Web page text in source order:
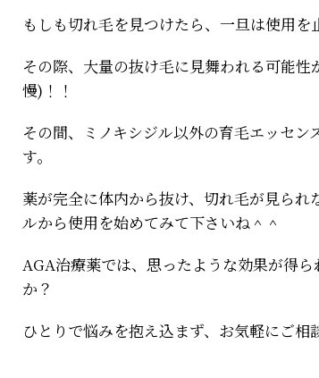
もしも切れ毛を見つけたら、一旦は使用を
その際、大量の抜け毛に見舞われる可能
慢)！！
その間、ミノキシジル以外の育毛エッセ
す。
薬が完全に体内から抜け、切れ毛が見ら
ルから使用を始めてみて下さいね＾＾
AGA治療薬では、思ったような効果が得
か？
ひとりで悩みを抱え込まず、お気軽にご相